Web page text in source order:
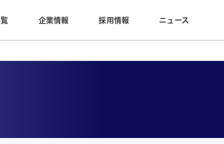
企業情報 採用情報 ニュース